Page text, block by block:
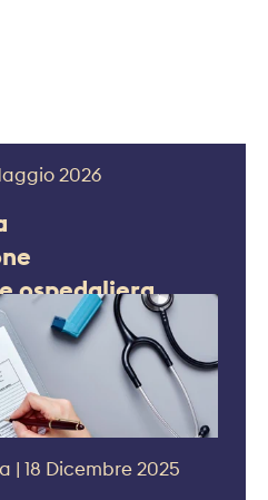
2026
ospedaliera
18 Dicembre 2025